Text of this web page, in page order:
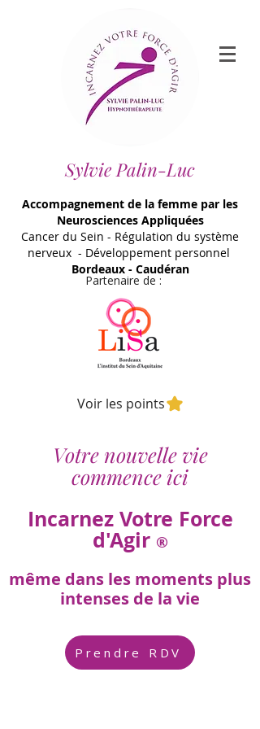
Sylvie Palin-Luc
Accompagnement de la femme par les
Neurosciences Appliquées
Cancer du Sein - Régulation du système
nerveux - Développement personnel
Bordeaux - Caudéran
Partenaire de :
Voir les points
Votre nouvelle vie
commence ici
Incarnez Votre Force
d'Agir ®
même dans les moments plus
intenses de la vie
Prendre RDV